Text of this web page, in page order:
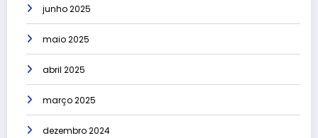
junho 2025
maio 2025
abril 2025
março 2025
dezembro 2024